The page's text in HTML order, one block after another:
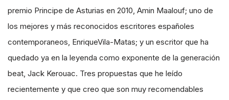
premio Principe de Asturias en 2010, Amin Maalouf; uno de
los mejores y más reconocidos escritores españoles
contemporaneos, EnriqueVila-Matas; y un escritor que ha
quedado ya en la leyenda como exponente de la generación
beat, Jack Kerouac. Tres propuestas que he leído
recientemente y que creo que son muy recomendables